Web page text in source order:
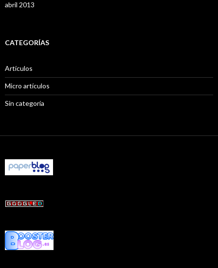
abril 2013
CATEGORÍAS
Artículos
Micro artículos
Sin categoría